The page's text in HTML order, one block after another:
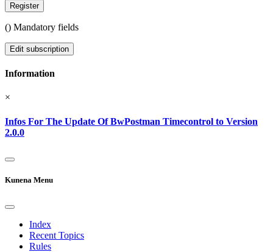
Register
() Mandatory fields
Edit subscription
Information
×
Infos For The Update Of BwPostman Timecontrol to Version
2.0.0
Kunena Menu
Index
Recent Topics
Rules